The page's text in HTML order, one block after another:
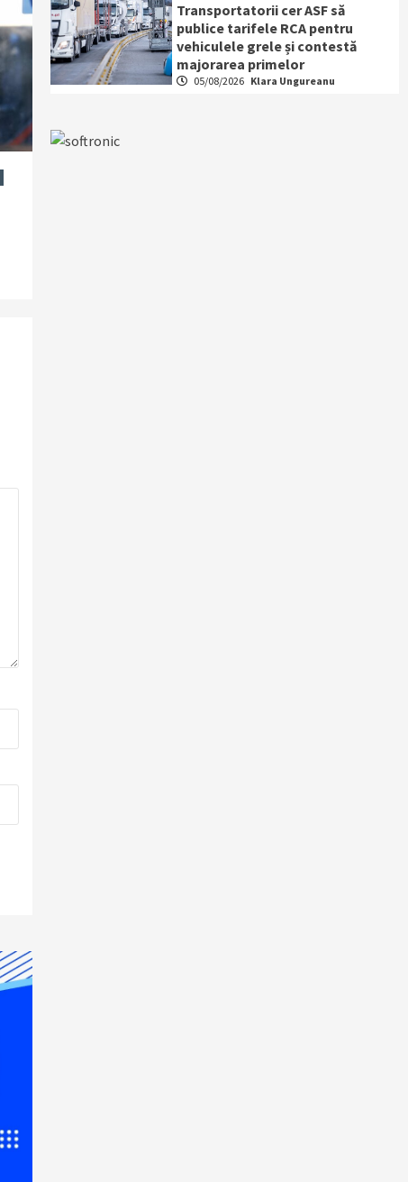
Transportatorii cer ASF să
publice tarifele RCA pentru
vehiculele grele și contestă
majorarea primelor
05/08/2026 Klara Ungureanu